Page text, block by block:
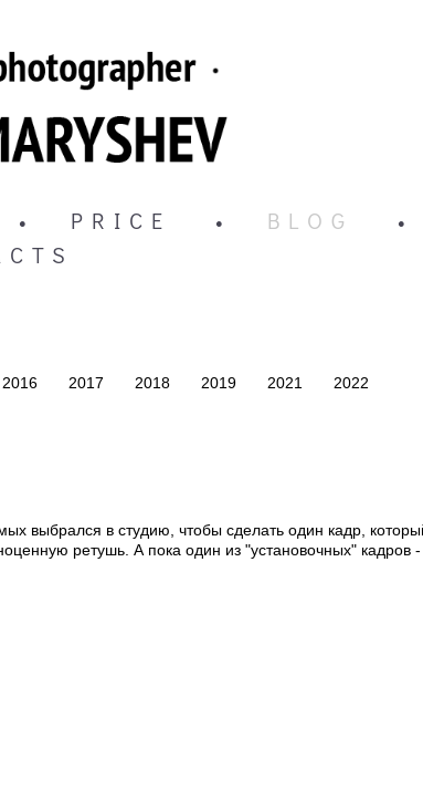
• PRICE • BLOG •
2016 2017 2018 2019 2021 2022
выбрался в студию, чтобы сделать один кадр,
ретушь. А пока один из "установочных" кадров